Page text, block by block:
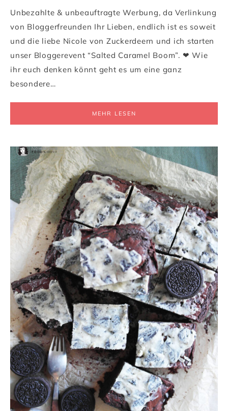
Unbezahlte & unbeauftragte Werbung, da Verlinkung
von Bloggerfreunden Ihr Lieben, endlich ist es soweit
und die liebe Nicole von Zuckerdeern und ich starten
unser Bloggerevent “Salted Caramel Boom”. ❤ Wie
ihr euch denken könnt geht es um eine ganz
besondere…
MEHR LESEN